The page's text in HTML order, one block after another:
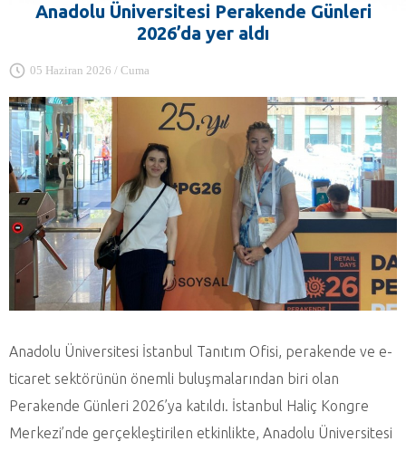
Anadolu Üniversitesi Perakende Günleri
2026’da yer aldı
05 Haziran 2026 / Cuma
Anadolu Üniversitesi İstanbul Tanıtım Ofisi, perakende ve e-
ticaret sektörünün önemli buluşmalarından biri olan
Perakende Günleri 2026’ya katıldı. İstanbul Haliç Kongre
Merkezi’nde gerçekleştirilen etkinlikte, Anadolu Üniversitesi